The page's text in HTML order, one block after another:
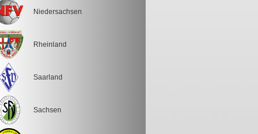
Niedersachsen
Rheinland
Saarland
Sachsen